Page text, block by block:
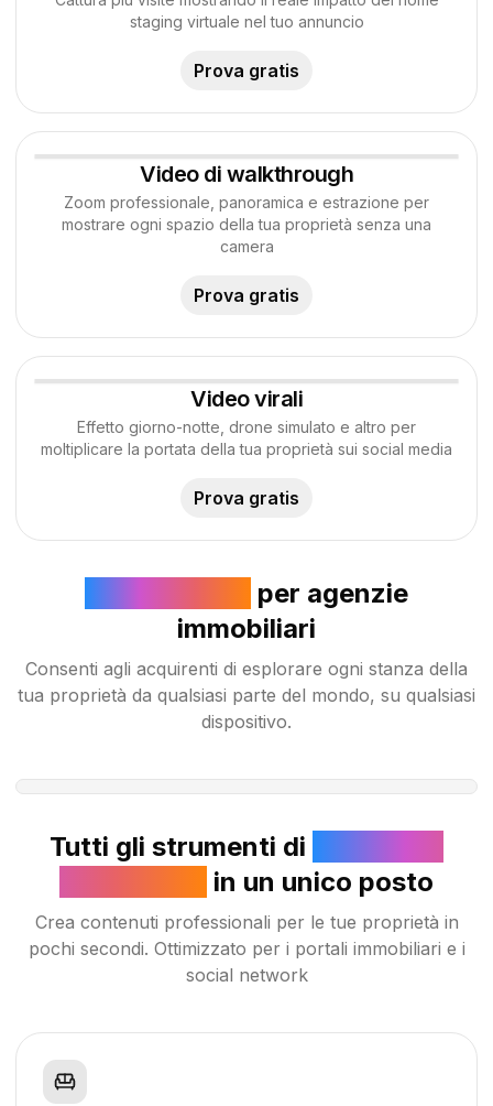
staging virtuale nel tuo annuncio
Prova gratis
Generato da AI
Video di walkthrough
Zoom professionale, panoramica e estrazione per
mostrare ogni spazio della tua proprietà senza una
camera
Prova gratis
Video virali
Effetto giorno-notte, drone simulato e altro per
moltiplicare la portata della tua proprietà sui social media
Prova gratis
per agenzie
immobiliari
Consenti agli acquirenti di esplorare ogni stanza della
tua proprietà da qualsiasi parte del mondo, su qualsiasi
dispositivo.
Tutti gli strumenti di
in un unico posto
Crea contenuti professionali per le tue proprietà in
pochi secondi. Ottimizzato per i portali immobiliari e i
social network